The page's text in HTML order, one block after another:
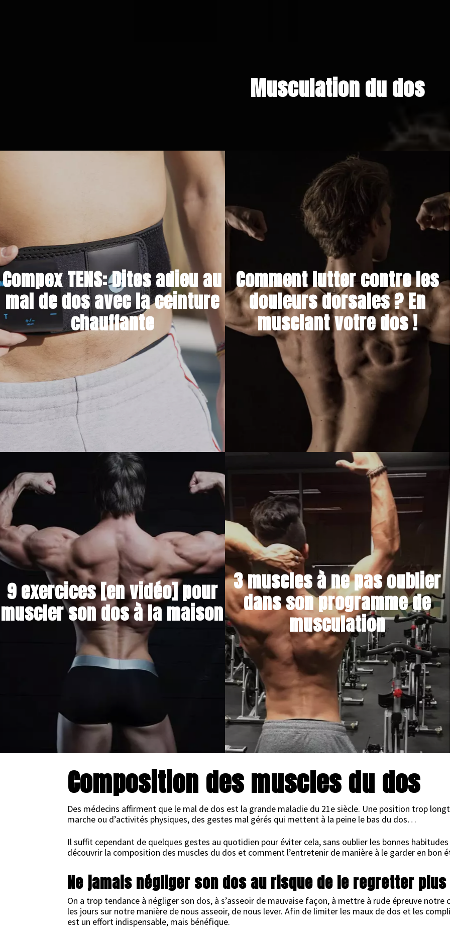
Musculation du dos
Compex TENS: Dites adieu au
mal de dos avec la ceinture
chauffante
17 JUIN 2021
Comment lutter contre les
douleurs dorsales ? En
musclant votre dos !
2 JUILLET 2019
9 exercices [en vidéo] pour
muscler son dos à la maison
3 muscles à ne pas oublier
dans son programme de
musculation
Composition des muscles du dos
Des médecins affirment que le mal de dos est la grande maladie du 21e siècle. Une position trop
marche ou d’activités physiques, des gestes mal gérés qui mettent à la peine le bas du dos…
Il suffit cependant de quelques gestes au quotidien pour éviter cela, sans oublier les bonnes
découvrir la composition des muscles du dos et comment l’entretenir de manière à le garder en bon
Ne jamais négliger son dos au risque de le regretter
On a trop tendance à négliger son dos, à s’asseoir de mauvaise façon, à mettre à rude épreuve notre
les jours sur notre manière de nous asseoir, de nous lever. Afin de limiter les maux de dos et les
est un effort indispensable, mais bénéfique.